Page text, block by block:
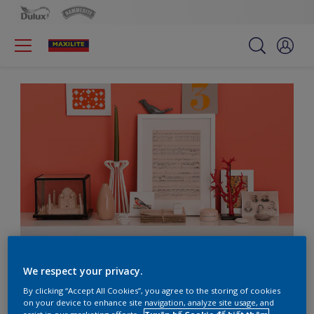
Lịch lãm với màu da cam
We respect your privacy.
By clicking “Accept All Cookies”, you agree to the storing of cookies
on your device to enhance site navigation, analyze site usage, and